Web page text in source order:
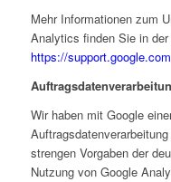
Mehr Informationen zum
Analytics finden Sie in
https://
Wir haben mit Google
strengen Vorgaben der
Nutzung von Google